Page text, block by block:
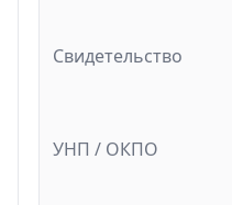
Свидетельство
УНП / ОКПО